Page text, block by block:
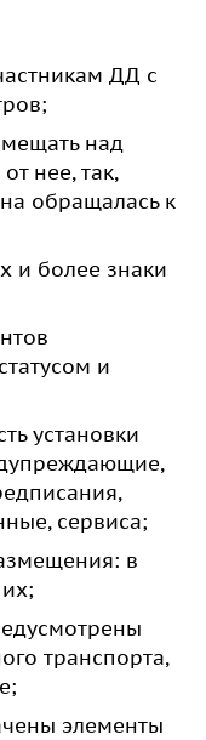
ДД с
над
нее, так,
обращалась к
и более знаки
и
установки
сервиса;
в
транспорта,
элементы